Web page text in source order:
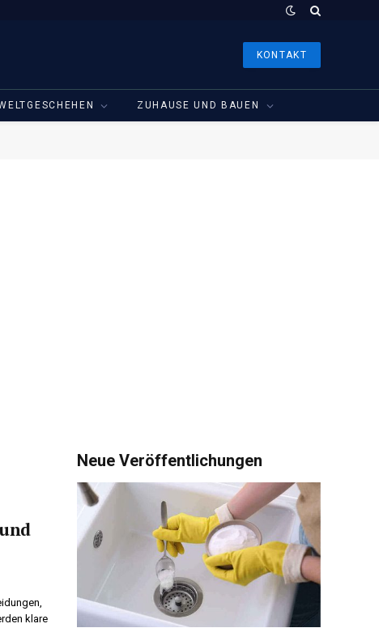
KONTAKT
ZUHAUSE UND BAUEN
klare
Neue Veröffentlichungen